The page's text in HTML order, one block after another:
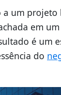
a um projeto
em
é um
do